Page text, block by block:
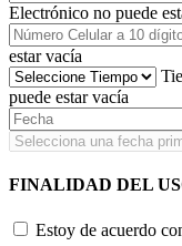
Electrónico no puede
estar vacía
puede estar vacía
FINALIDAD DEL
Estoy de acuerdo